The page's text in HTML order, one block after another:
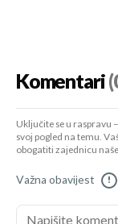
Komentari
Uključite se u raspravu
svoj pogled na temu.
obogatiti zajednicu
Važna obavijest !